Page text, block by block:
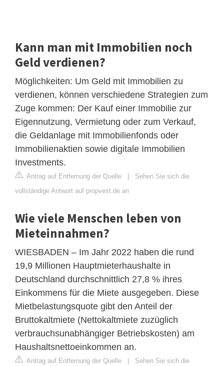
Kann man mit Immobilien noch
Geld verdienen?
Möglichkeiten: Um Geld mit Immobilien zu
verdienen, können verschiedene Strategien zum
Zuge kommen: Der Kauf einer Immobilie zur
Eigennutzung, Vermietung oder zum Verkauf,
die Geldanlage mit Immobilienfonds oder
Immobilienaktien sowie digitale Immobilien
Investments.
Antrag auf Entfernung der Quelle | Sehen Sie sich die
vollständige Antwort auf propvest.de an
Wie viele Menschen leben von
Mieteinnahmen?
WIESBADEN – Im Jahr 2022 haben die rund
19,9 Millionen Hauptmieterhaushalte in
Deutschland durchschnittlich 27,8 % ihres
Einkommens für die Miete ausgegeben. Diese
Mietbelastungsquote gibt den Anteil der
Bruttokaltmiete (Nettokaltmiete zuzüglich
verbrauchsunabhängiger Betriebskosten) am
Haushaltsnettoeinkommen an.
Antrag auf Entfernung der Quelle | Sehen Sie sich die